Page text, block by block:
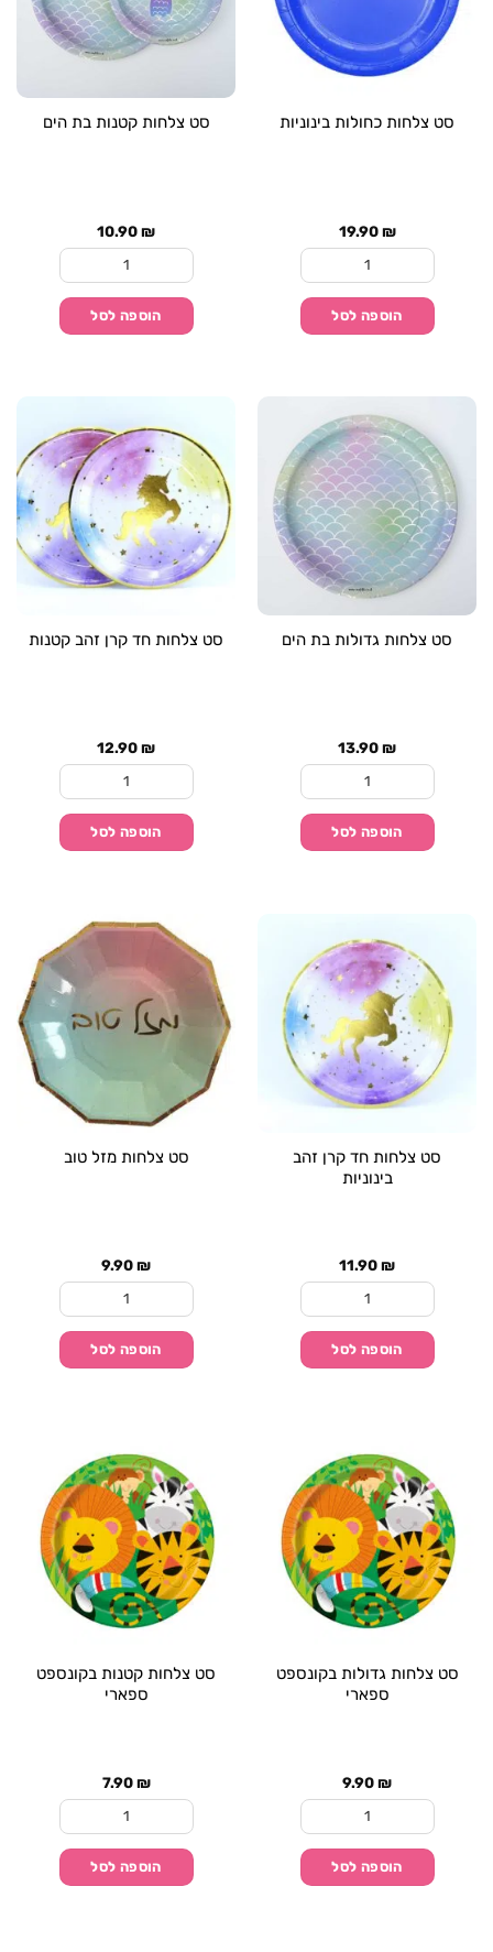
סט צלחות כחולות בינוניות
19.90₪
כמות של סט צלחות כחולות בינוניות
הוספה לסל
סט צלחות קטנות בת הים
10.90₪
כמות של סט צלחות
הוספה לסל
סט צלחות גדולות בת הים
13.90₪
כמות של סט צלחות גדולות בת הים
הוספה לסל
סט צלחות חד קרן זהב קטנות
12.90₪
כמות של סט צלחות
הוספה לסל
סט צלחות חד קרן זהב
בינוניות
11.90₪
כמות של סט צלחות חד קרן זהב בינוניות
הוספה לסל
סט צלחות מזל טוב
9.90₪
כמות של סט צלחות
הוספה לסל
סט צלחות גדולות בקונספט
ספארי
9.90₪
כמות של סט צלחות גדולות בקונספט ספארי
הוספה לסל
סט צלחות קטנות בקונספט
ספארי
7.90₪
כמות של סט צלחות
הוספה לסל